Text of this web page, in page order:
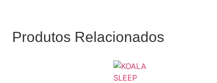
Produtos Relacionados